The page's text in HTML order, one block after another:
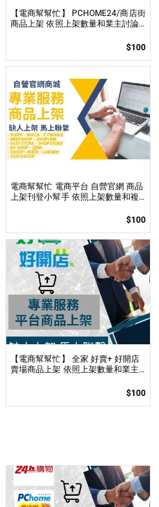
【電商幫幫忙】 PCHOME24/商店街
商品上架 依照上架數量和業主討論
$100
電商幫幫忙 電商平台 自營官網 商品
上架刊登小幫手 依照上架數量和複
$100
【電商幫幫忙】 全家 好賣+ 好開店
賣場商品上架 依照上架數量和業主
$100